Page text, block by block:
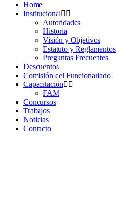
Home
Institucional
Autoridades
Historia
Visión y Objetivos
Estatuto y Reglamentos
Preguntas Frecuentes
Descuentos
Comisión del Funcionariado
Capacitación
FAM
Concursos
Trabajos
Noticias
Contacto